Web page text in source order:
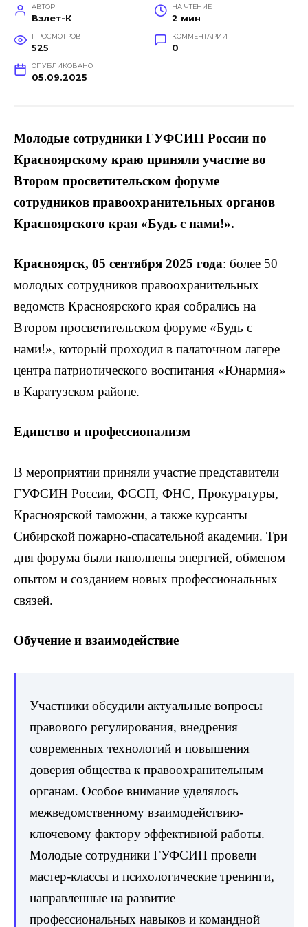
АВТОР
Взлет-К
НА ЧТЕНИЕ
2 мин
ПРОСМОТРОВ
525
КОММЕНТАРИИ
0
ОПУБЛИКОВАНО
05.09.2025
Молодые сотрудники ГУФСИН России по
Красноярскому краю приняли участие во
Втором просветительском форуме
сотрудников правоохранительных органов
Красноярского края «Будь с нами!».
Красноярск, 05 сентября 2025 года: более 50
молодых сотрудников правоохранительных
ведомств Красноярского края собрались на
Втором просветительском форуме «Будь с
нами!», который проходил в палаточном лагере
центра патриотического воспитания «Юнармия»
в Каратузском районе.
Единство и профессионализм
В мероприятии приняли участие представители
ГУФСИН России, ФССП, ФНС, Прокуратуры,
Красноярской таможни, а также курсанты
Сибирской пожарно-спасательной академии. Три
дня форума были наполнены энергией, обменом
опытом и созданием новых профессиональных
связей.
Обучение и взаимодействие
Участники обсудили актуальные вопросы
правового регулирования, внедрения
современных технологий и повышения
доверия общества к правоохранительным
органам. Особое внимание уделялось
межведомственному взаимодействию-
ключевому фактору эффективной работы.
Молодые сотрудники ГУФСИН провели
мастер-классы и психологические тренинги,
направленные на развитие
профессиональных навыков и командной